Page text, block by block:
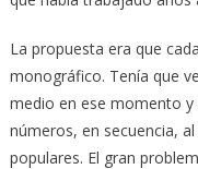
La propuesta era que
monográfico. Tenía que
medio en ese momento
números, en secuencia,
populares. El gran